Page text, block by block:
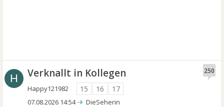
H Verknallt in Kollegen
Happy121982 15 16 17
250
07.08.2026 14:54 DieSeherin